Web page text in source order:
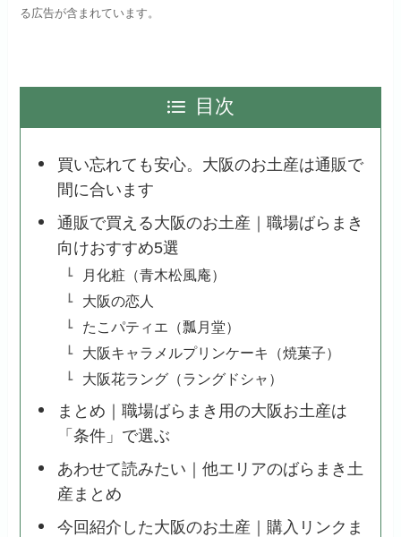
る広告が含まれています。
目次
買い忘れても安心。大阪のお土産は通販で
間に合います
通販で買える大阪のお土産｜職場ばらまき
向けおすすめ5選
月化粧（青木松風庵）
大阪の恋人
たこパティエ（瓢月堂）
大阪キャラメルプリンケーキ（焼菓子）
大阪花ラング（ラングドシャ）
まとめ｜職場ばらまき用の大阪お土産は
「条件」で選ぶ
あわせて読みたい｜他エリアのばらまき土
産まとめ
今回紹介した大阪のお土産｜購入リンクま